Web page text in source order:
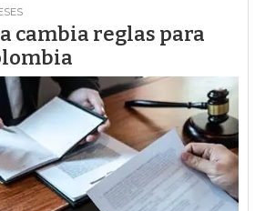
cambia reglas para